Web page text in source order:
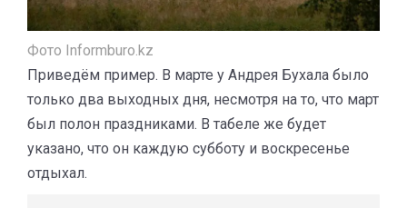
Фото Informburo.kz
Приведём пример. В марте у Андрея Бухала было
только два выходных дня, несмотря на то, что март
был полон праздниками. В табеле же будет
указано, что он каждую субботу и воскресенье
отдыхал.